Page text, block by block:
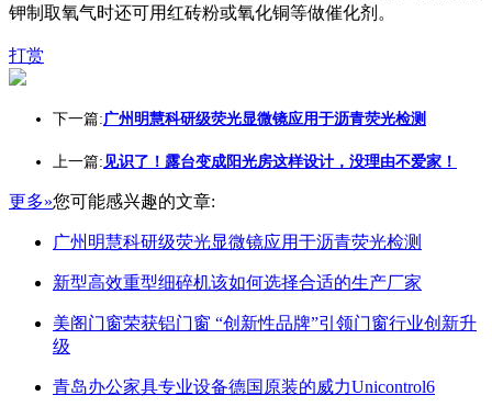
钾制取氧气时还可用红砖粉或氧化铜等做催化剂。
打赏
下一篇:广州明慧科研级荧光显微镜应用于沥青荧光检测
上一篇:见识了！露台变成阳光房这样设计，没理由不爱家！
更多»您可能感兴趣的文章:
广州明慧科研级荧光显微镜应用于沥青荧光检测
新型高效重型细碎机该如何选择合适的生产厂家
美阁门窗荣获铝门窗 “创新性品牌”引领门窗行业创新升
级
青岛办公家具专业设备德国原装的威力Unicontrol6